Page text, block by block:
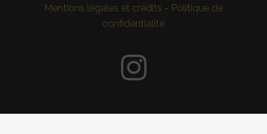
Mentions légales et crédits - Politique de
confidentialité